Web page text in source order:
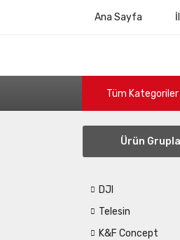
Ana Sayfa
Tüm Kategoriler
Ürün
DJI
Telesin
K&F Concept